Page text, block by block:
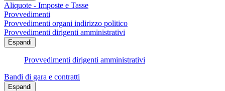
Aliquote - Imposte e Tasse
Provvedimenti
Provvedimenti organi indirizzo politico
Provvedimenti dirigenti amministrativi
Espandi
Provvedimenti dirigenti amministrativi
Bandi di gara e contratti
Espandi